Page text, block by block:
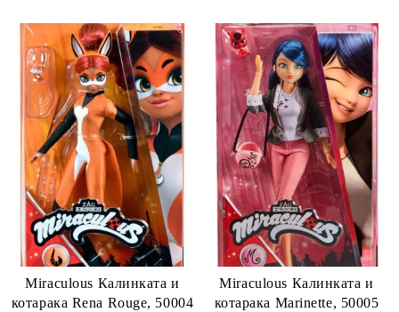
Miraculous Калинката и
котарака Rena Rouge, 50004
Miraculous Калинката и
котарака Marinette, 50005